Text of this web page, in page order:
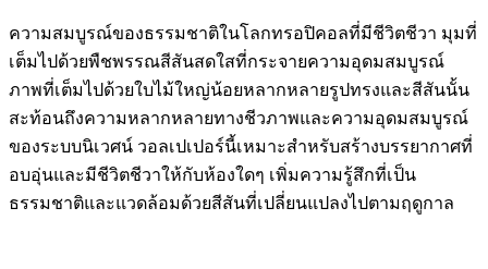
ความสมบูรณ์ของธรรมชาติในโลกทรอปิคอลที่มีชีวิตชีวา มุมที่
เต็มไปด้วยพืชพรรณสีสันสดใสที่กระจายความอุดมสมบูรณ์
ภาพที่เต็มไปด้วยใบไม้ใหญ่น้อยหลากหลายรูปทรงและสีสันนั้น
สะท้อนถึงความหลากหลายทางชีวภาพและความอุดมสมบูรณ์
ของระบบนิเวศน์ วอลเปเปอร์นี้เหมาะสำหรับสร้างบรรยากาศที่
อบอุ่นและมีชีวิตชีวาให้กับห้องใดๆ เพิ่มความรู้สึกที่เป็น
ธรรมชาติและแวดล้อมด้วยสีสันที่เปลี่ยนแปลงไปตามฤดูกาล